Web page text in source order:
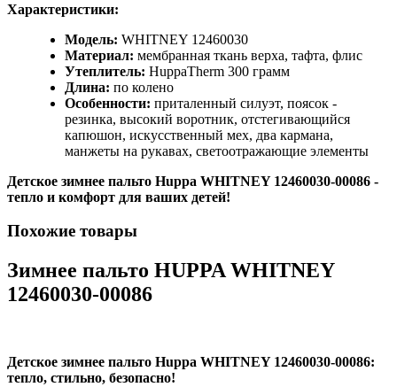
Характеристики:
Модель: WHITNEY 12460030
Материал: мембранная ткань верха, тафта, флис
Утеплитель: HuppaTherm 300 грамм
Длина: по колено
Особенности: приталенный силуэт, поясок -
резинка, высокий воротник, отстегивающийся
капюшон, искусственный мех, два кармана,
манжеты на рукавах, светоотражающие элементы
Детское зимнее пальто Huppa WHITNEY 12460030-00086 -
тепло и комфорт для ваших детей!
Похожие товары
Зимнее пальто HUPPA WHITNEY
12460030-00086
Детское зимнее пальто Huppa WHITNEY 12460030-00086:
тепло, стильно, безопасно!